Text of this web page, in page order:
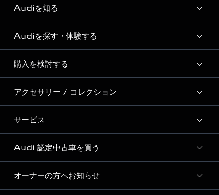
Audiを知る
Audi ブランド
Story of Progress
Audi Sport
Formula 1®
デジタルサービス
Audiを探す・体験する
ディーラー検索
新車在庫検索
試乗車・展示車検索
見積り依頼
試乗予約
購入を検討する
モデル一覧
特別仕様モデル / 限定モデル
e-tronラインアップ
価格シミュレーション
車両比較
アクセサリー / コレクション
純正アクセサリー
オンラインショップ
Audi collection
アウディナビアプリ
サービス
サービス入庫予約
サービスプログラム
メンテナンス
Audi 認定中古車を買う
Audi認定中古車
オーナーの方へお知らせ